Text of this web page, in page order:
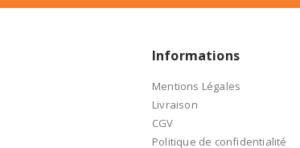
Informations
Mentions Légales
Livraison
CGV
Politique de confidentialité